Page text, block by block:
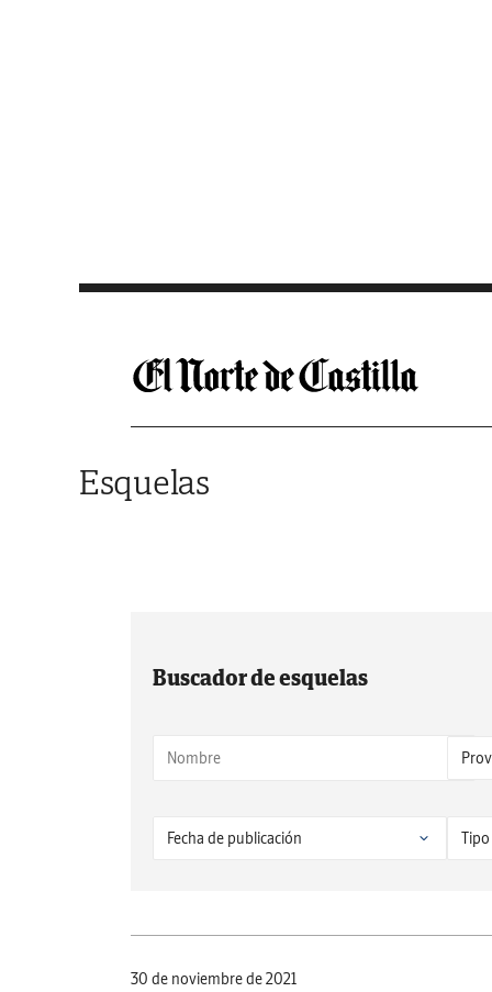
Esquelas
Buscador de esquelas
30 de noviembre de 2021